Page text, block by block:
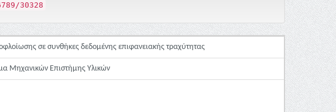
30328
σε συνθήκες δεδομένης επιφανειακής τραχύτητας
Μηχανικών Επιστήμης Υλικών